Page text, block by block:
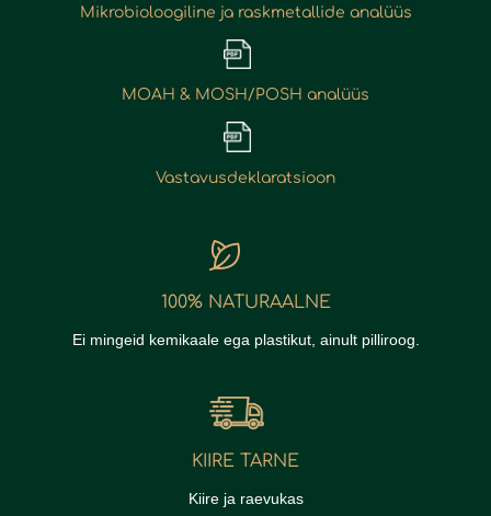
Mikrobioloogiline ja raskmetallide analüüs
MOAH & MOSH/POSH analüüs
Vastavusdeklaratsioon
100% NATURAALNE
Ei mingeid kemikaale ega plastikut, ainult pilliroog.
KIIRE TARNE
Kiire ja raevukas